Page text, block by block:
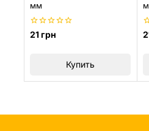
мм
0
21грн
Купить
0